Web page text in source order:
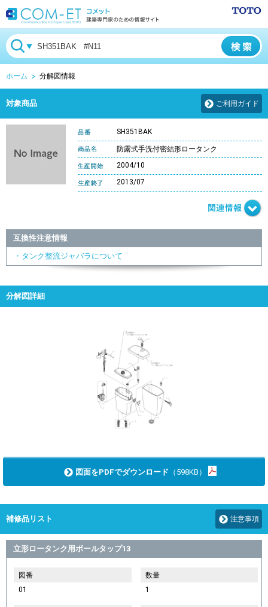
ホーム 分解図情報
対象商品 ご利用ガイド
SH351BAK
防露式手洗付密結形ロータンク
2004/10
2013/07
互換性注意情報
・タンク整流ジャバラについて
分解図詳細
図面をPDFでダウンロード （598KB）
補修品リスト 注意事項
立形ロータンク用ボールタップ13
図番
01
数量
1